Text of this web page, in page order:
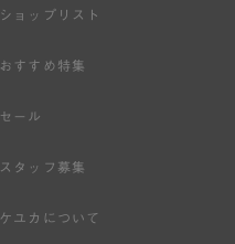
ショップリスト
おすすめ特集
セール
スタッフ募集
ケユカについて